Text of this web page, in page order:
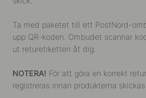
Ta med paketet till ett PostNord-
upp QR-koden. Ombudet scannar
ut returetiketten åt dig.
NOTERA! För att göra en korrekt
registreras innan produkterna